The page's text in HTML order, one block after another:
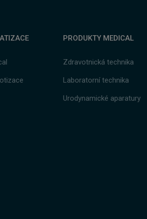
PRODUKTY MEDICAL
Zdravotnická technika
Laboratorní technika
Urodynamické aparatury